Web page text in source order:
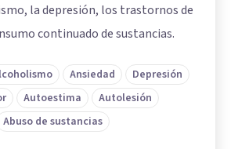
la depresión, los trastornos de
continuado de sustancias.
Ansiedad
Depresión
Autoestima
Autolesión
Abuso de sustancias